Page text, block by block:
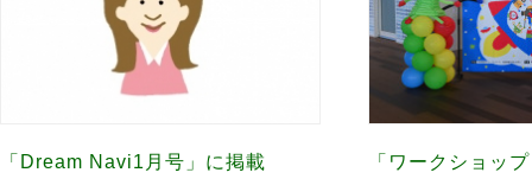
「Dream Navi1月号」に掲載
「ワークショッ